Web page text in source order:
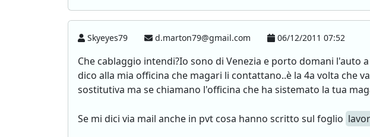
Skyeyes79 d.marton79@gmail.com 06/12/2011 07:52
Che cablaggio intendi?Io sono di Venezia e porto domani
dico alla mia officina che magari li contattano..è la 4a volta che
sostitutiva ma se chiamano l'officina che ha sistemato la tua
Se mi dici via mail anche in pvt cosa hanno scritto sul foglio